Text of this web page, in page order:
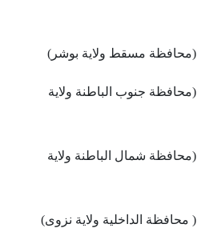
(محافظة مسقط ولاية بوشر)
(محافظة جنوب الباطنة ولاية
(محافظة شمال الباطنة ولاية
(‏‎‏ محافظة الداخلية ولاية نزوى)